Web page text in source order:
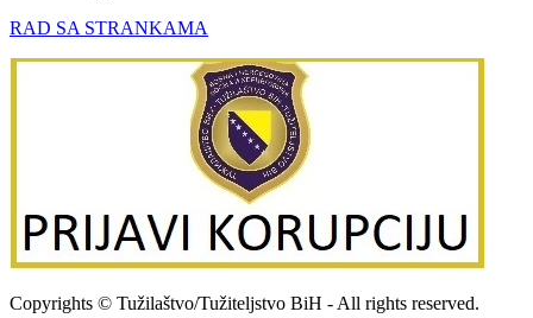
RAD SA STRANKAMA
Copyrights © Tužilaštvo/Tužiteljstvo BiH - All rights reserved.